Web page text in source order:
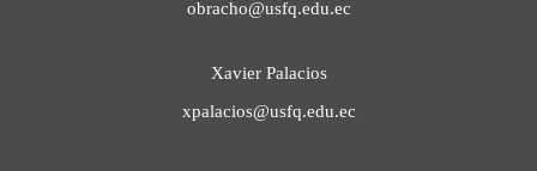
obracho@usfq.edu.ec
Xavier Palacios
xpalacios@usfq.edu.ec